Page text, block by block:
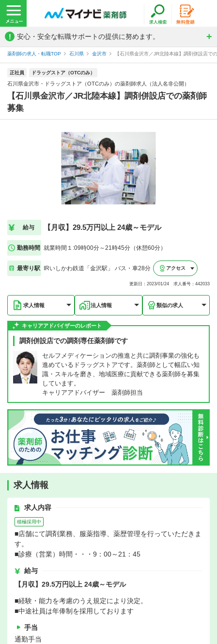
! 安心・安全な転職サポートの提供に努めます。
薬剤師の求人・転職TOP 石川県 金沢市 【石川県金沢市／JR北陸本線】調剤併設店
正社員 ドラッグストア（OTCのみ）
石川県金沢市・ドラッグストア（OTCのみ）の薬剤師求人（法人名非公開）
【石川県金沢市／JR北陸本線】調剤併設店での薬剤師
募集
給与 【月収】29.5万円以上 24歳～モデル
勤務時間 就業時間１:09時00分～21時45分（休憩60分）
最寄り駅 IRいしかわ鉄道「金沢駅」 バス・車28分 アクセス
更新日：2023/01/24 求人番号：442033
求人情報 法人情報 類似の求人
キャリアアドバイザーのレポート
調剤併設店での調剤専任薬剤師です
セルフメディケーションの推進と共に調剤事業の強化も
進めているドラッグストアです。薬剤師として幅広い知
識・スキルを磨き、地域医療に貢献できる薬剤師を募集
しています。
キャリアアドバイザー 薬剤師担当
求人情報
求人内容
積極採用中
■店舗にて調剤業務、服薬指導、薬歴管理を行っていただきま
す。
■診療（営業）時間・・・9：00～21：45
給与
【月収】29.5万円以上 24歳～モデル
■経験・能力を考慮のうえ規定により決定。
■中途社員は年俸制を採用しております
手当
通勤手当